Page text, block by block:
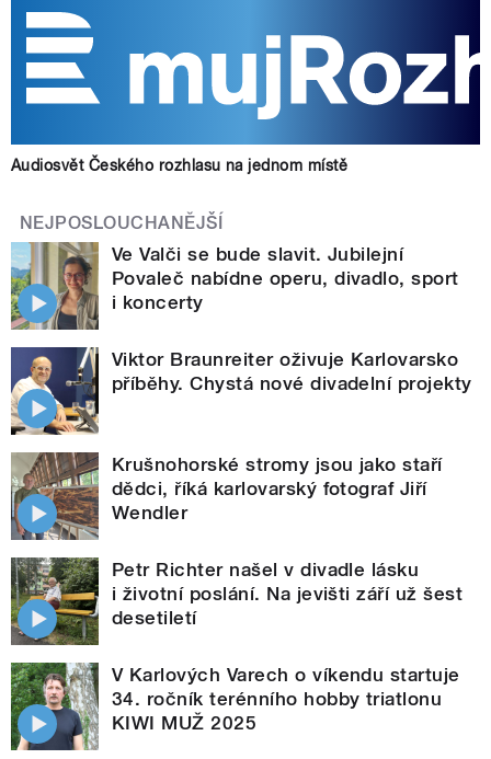
Audiosvět Českého rozhlasu na jednom místě
NEJPOSLOUCHANĚJŠÍ
Ve Valči se bude slavit. Jubilejní
Povaleč nabídne operu, divadlo, sport
i koncerty
Viktor Braunreiter oživuje Karlovarsko
příběhy. Chystá nové divadelní projekty
Krušnohorské stromy jsou jako staří
dědci, říká karlovarský fotograf Jiří
Wendler
Petr Richter našel v divadle lásku
i životní poslání. Na jevišti září už šest
desetiletí
V Karlových Varech o víkendu startuje
34. ročník terénního hobby triatlonu
KIWI MUŽ 2025